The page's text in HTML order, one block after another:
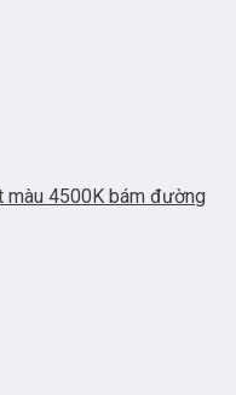
màu 4500K bám đường